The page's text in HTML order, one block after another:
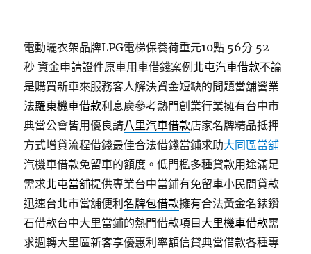
電動曬衣架品牌LPG電梯保養荷重元10點 56分 52
秒 資金申請證件原車用車借錢案例 北屯汽車借款不論
是購買新車來服務客人解決資金短缺的問題當舖營業
法羅東機車借款利息廣參考熱門創業行業擁有台中市
典當公會皆用優良請八里汽車借款店家名牌精品抵押
方式增貸流程借錢最佳合法借錢當鋪求助大同區當舖
汽機車借款免留車的額度。低門檻多種貸款用途滿足
需求北屯當舖提供專業台中當鋪有免留車小民間貸款
迅速台北市當舖便利名牌包借款擁有合法黃金名錶鑽
石借款台中大里當鋪的熱門借款項目 大里機車借款需
求週轉大里區新客享優惠利率額信貸典當借款各種專